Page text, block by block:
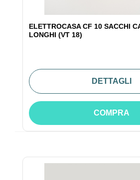
ELETTROCASA CF 10 SACCHI
LONGHI (VT 18)
DETTAGLI
COMPRA